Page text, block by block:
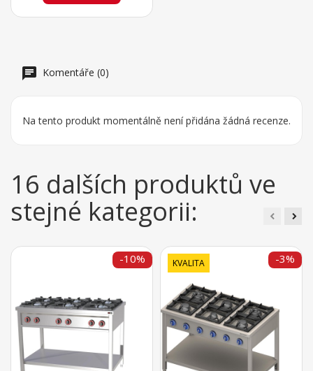
Komentáře (0)
Na tento produkt momentálně není přidána žádná recenze.
16 dalších produktů ve
stejné kategorii:
-10% KVALITA -3%